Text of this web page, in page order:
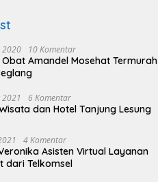
2020 10 Komentar
Obat Amandel Mosehat Termurah
6 Komentar
dan Hotel Tanjung Lesung
4 Komentar
Asisten Virtual Layanan
dari Telkomsel